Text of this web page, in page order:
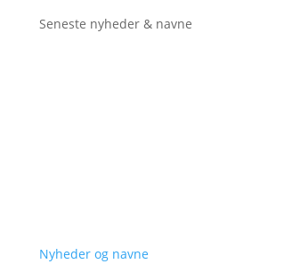
Seneste nyheder & navne
Nyheder og navne